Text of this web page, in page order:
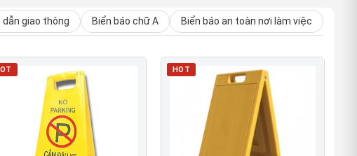
dẫn giao thông Biển báo chữ A Biển báo an toàn nơi làm việc
HOT